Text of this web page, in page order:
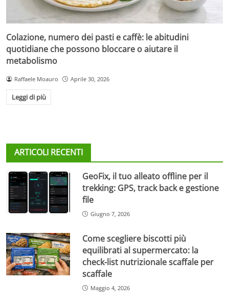
Colazione, numero dei pasti e caffè: le abitudini
quotidiane che possono bloccare o aiutare il
metabolismo
Raffaele Moauro Aprile 30, 2026
Leggi di più
ARTICOLI RECENTI
GeoFix, il tuo alleato offline per il
trekking: GPS, track back e gestione
file
Giugno 7, 2026
Come scegliere biscotti più
equilibrati al supermercato: la
check-list nutrizionale scaffale per
scaffale
Maggio 4, 2026